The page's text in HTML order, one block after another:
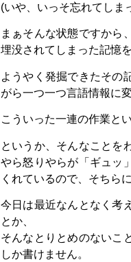
(いや、いっそ忘れてしま
まぁそんな状態ですから
埋没されてしまった記憶
ようやく発掘できたその
がら一つ一つ言語情報に
こういった一連の作業と
というか、そんなことを
やら怒りやらが「ギュッ
くれているので、そちら
今日は最近なんとなく考
とか、
そんなとりとめのないこ
しか書けません。